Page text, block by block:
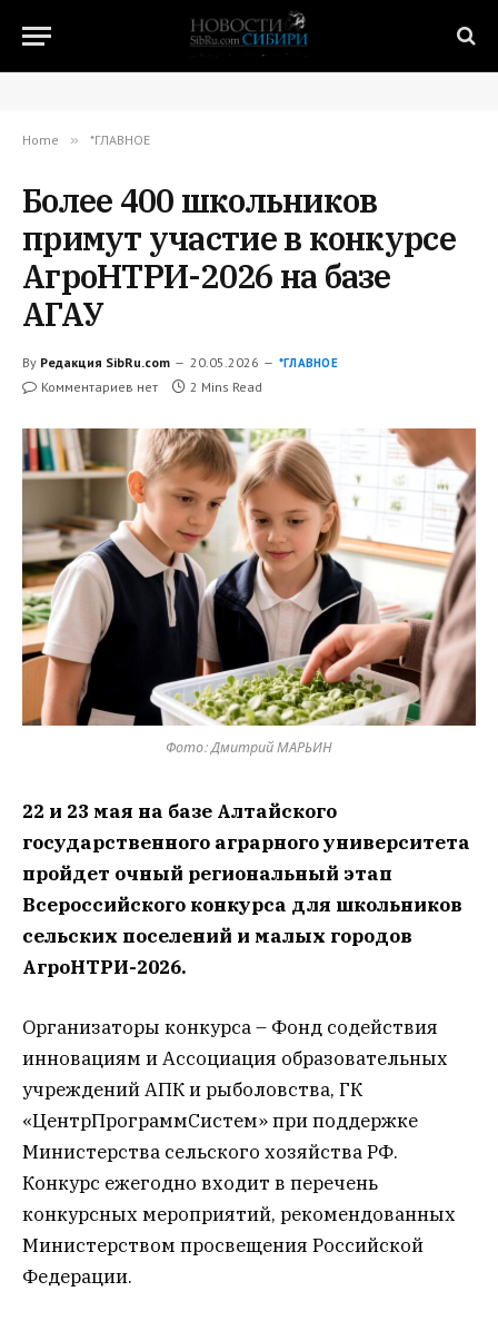
Home » *ГЛАВНОЕ
Более 400 школьников
примут участие в конкурсе
АгроНТРИ-2026 на базе
АГАУ
By Редакция SibRu.com 20.05.2026 *ГЛАВНОЕ
Комментариев нет 2 Mins Read
Фото: Дмитрий МАРЬИН
22 и 23 мая на базе Алтайского
государственного аграрного университета
пройдет очный региональный этап
Всероссийского конкурса для школьников
сельских поселений и малых городов
АгроНТРИ-2026.
Организаторы конкурса – Фонд содействия
инновациям и Ассоциация образовательных
учреждений АПК и рыболовства, ГК
«ЦентрПрограммСистем» при поддержке
Министерства сельского хозяйства РФ.
Конкурс ежегодно входит в перечень
конкурсных мероприятий, рекомендованных
Министерством просвещения Российской
Федерации.